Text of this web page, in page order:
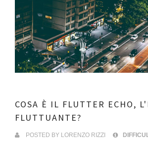
COSA È IL FLUTTER ECHO,
FLUTTUANTE?
POSTED BY LORENZO RIZZI